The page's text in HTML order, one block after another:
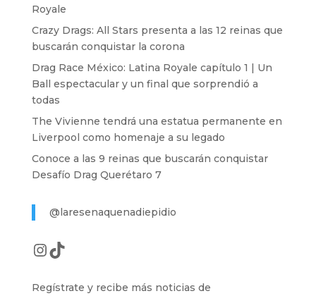
Royale
Crazy Drags: All Stars presenta a las 12 reinas que
buscarán conquistar la corona
Drag Race México: Latina Royale capítulo 1 | Un
Ball espectacular y un final que sorprendió a
todas
The Vivienne tendrá una estatua permanente en
Liverpool como homenaje a su legado
Conoce a las 9 reinas que buscarán conquistar
Desafío Drag Querétaro 7
@laresenaquenadiepidio
Instagram
TikTok
Regístrate y recibe más noticias de